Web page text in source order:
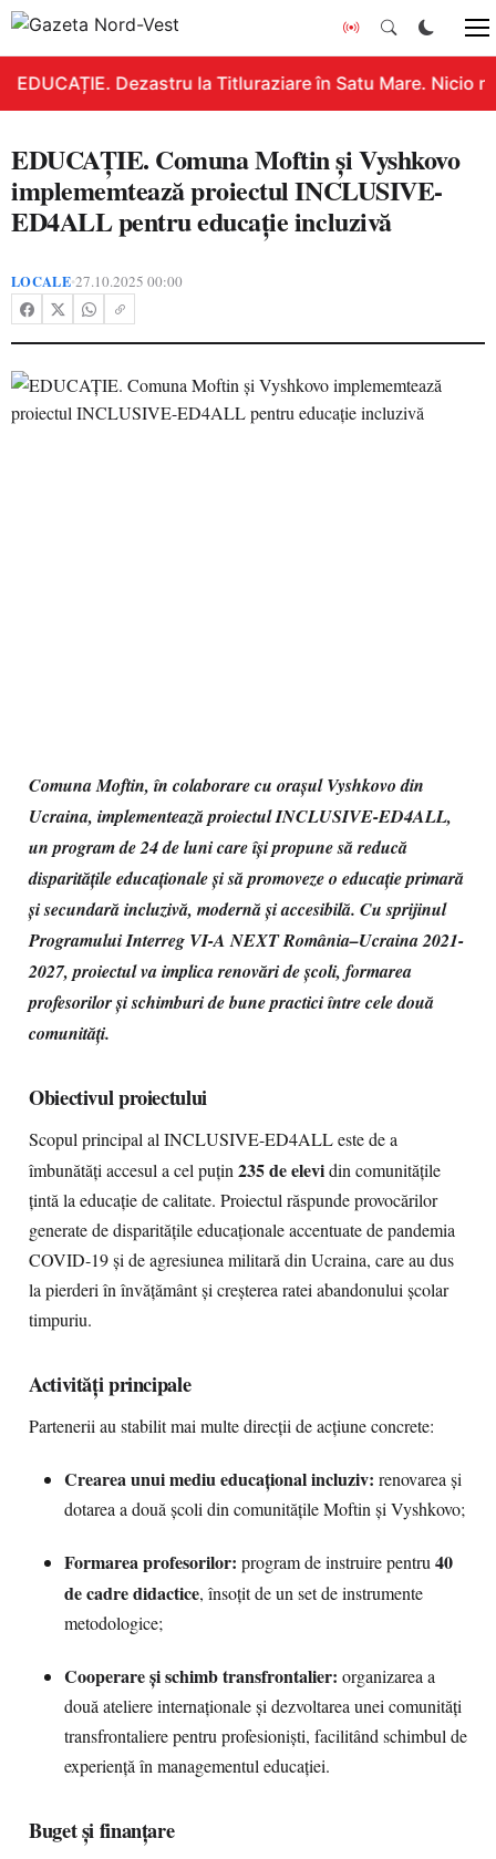
EDUCAȚIE. Dezastru la Titluraziare în Satu Mare. Nicio
EDUCAŢIE. Comuna Moftin și Vyshkovo
implememtează proiectul INCLUSIVE-
ED4ALL pentru educație incluzivă
LOCALE•27.10.2025 00:00
Comuna Moftin, în colaborare cu orașul Vyshkovo din
Ucraina, implementează proiectul INCLUSIVE-ED4ALL,
un program de 24 de luni care își propune să reducă
disparitățile educaționale și să promoveze o educație primară
și secundară incluzivă, modernă și accesibilă. Cu sprijinul
Programului Interreg VI-A NEXT România–Ucraina 2021-
2027, proiectul va implica renovări de școli, formarea
profesorilor și schimburi de bune practici între cele două
comunități.
Obiectivul proiectului
Scopul principal al INCLUSIVE-ED4ALL este de a
îmbunătăți accesul a cel puțin235 de elevidin comunitățile
țintă la educație de calitate. Proiectul răspunde provocărilor
generate de disparitățile educaționale accentuate de pandemia
COVID-19 și de agresiunea militară din Ucraina, care au dus
la pierderi în învățământ și creșterea ratei abandonului școlar
timpuriu.
Activități principale
Partenerii au stabilit mai multe direcții de acțiune concrete:
Crearea unui mediu educațional incluziv: renovarea și
dotarea a două școli din comunitățile Moftin și Vyshkovo;
Formarea profesorilor: program de instruire pentru40
de cadre didactice, însoțit de un set de instrumente
metodologice;
Cooperare și schimb transfrontalier: organizarea a
două ateliere internaționale și dezvoltarea unei comunități
transfrontaliere pentru profesioniști, facilitând schimbul de
experiență în managementul educației.
Buget și finanțare